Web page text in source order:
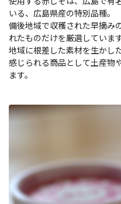
いる、広島県産の特別品種。
備後地域で収穫された早摘み
れたものだけを厳選しています
地域に根差した素材を生かし
感じられる商品として土産物
ます。